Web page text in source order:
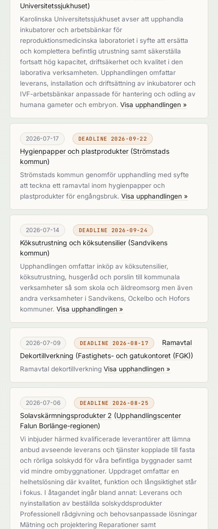
Universitetssjukhuset)
Karolinska Universitetssjukhuset avser att upphandla
inkubatorer och arbetsbänkar för
reproduktionsmedicinska laboratoriet i syfte att ersätta
och komplettera befintlig utrustning samt säkerställa
fortsatt hög kapacitet, driftsäkerhet och kvalitet i den
laborativa verksamheten. Upphandlingen omfattar
leverans, installation och driftsättning av inkubatorer och
IVF-arbetsbänkar anpassade för hantering och odling av
humana gameter och embryon. Visa upphandlingen »
2026-07-17 DEADLINE 2026-09-22
Hygienpapper och plastprodukter (Strömstads
kommun)
Strömstads kommun genomför upphandling med syfte
att teckna ett ramavtal inom hygienpapper och
plastprodukter för engångsbruk. Visa upphandlingen »
2026-07-14 DEADLINE 2026-09-24
Köksutrustning och köksutensilier (Sandvikens
kommun)
Upphandlingen omfattar inköp av köksutensilier,
köksutrustning, husgeråd och porslin till kommunala
verksamheter så som skola och äldreomsorg men även
andra verksamheter i Sandvikens, Ockelbo och Hofors
kommuner. Visa upphandlingen »
2026-07-09 DEADLINE 2026-08-17
Ramavtal
Dekortillverkning (Fastighets- och gatukontoret (FGK))
Ramavtal dekortillverkning Visa upphandlingen »
2026-07-06 DEADLINE 2026-08-25
Solavskärmningsprodukter 2 (Upphandlingscenter
Falun Borlänge-regionen)
Vi inbjuder härmed kvalificerade leverantörer att lämna
anbud avseende leverans och tjänster kopplade till fasta
och rörliga solskydd för våra befintliga byggnader samt
vid mindre ombyggnationer. Uppdraget omfattar en
helhetslösning där kvalitet, funktion och långsiktighet står
i fokus. I åtagandet ingår bland annat: Leverans och
nyinstallation av beställda solskyddsprodukter
Professionell rådgivning och behovsanpassade lösningar
Mätning och projektering Reparationer samt